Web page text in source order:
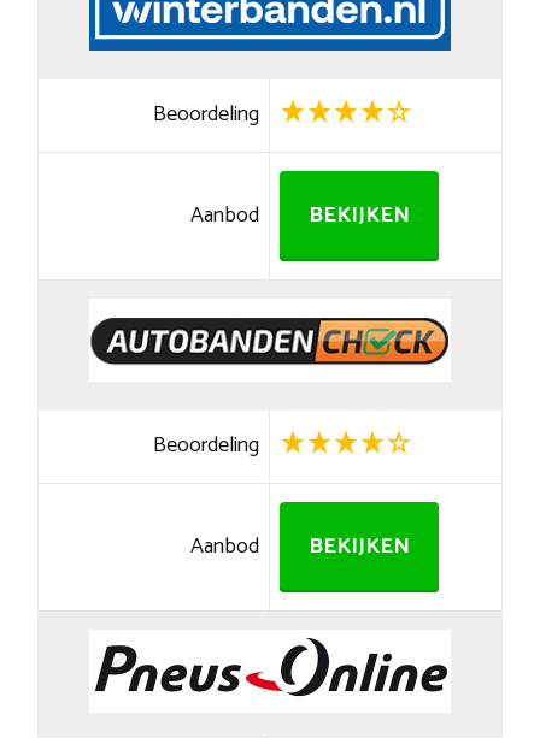
Beoordeling
Aanbod BEKIJKEN
Beoordeling
Aanbod BEKIJKEN